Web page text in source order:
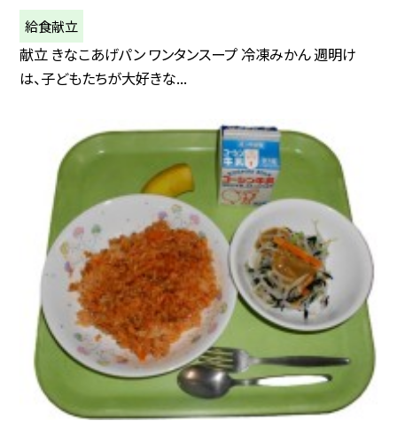
給食献立
献立 きなこあげパン ワンタンスープ 冷凍みかん 週明け
は、子どもたちが大好きな...